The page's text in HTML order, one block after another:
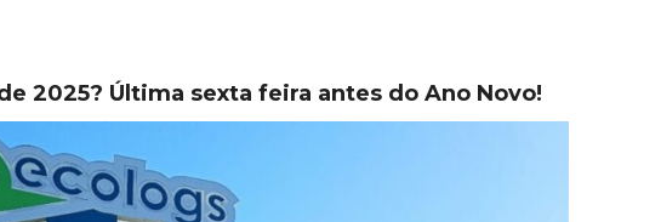
2025? Última sexta feira antes do Ano Novo!